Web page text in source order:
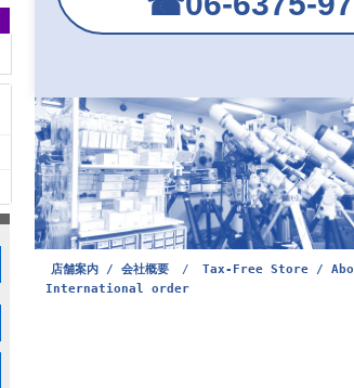
店舗案内 / 会社概要 / Tax-Free Store /
International order